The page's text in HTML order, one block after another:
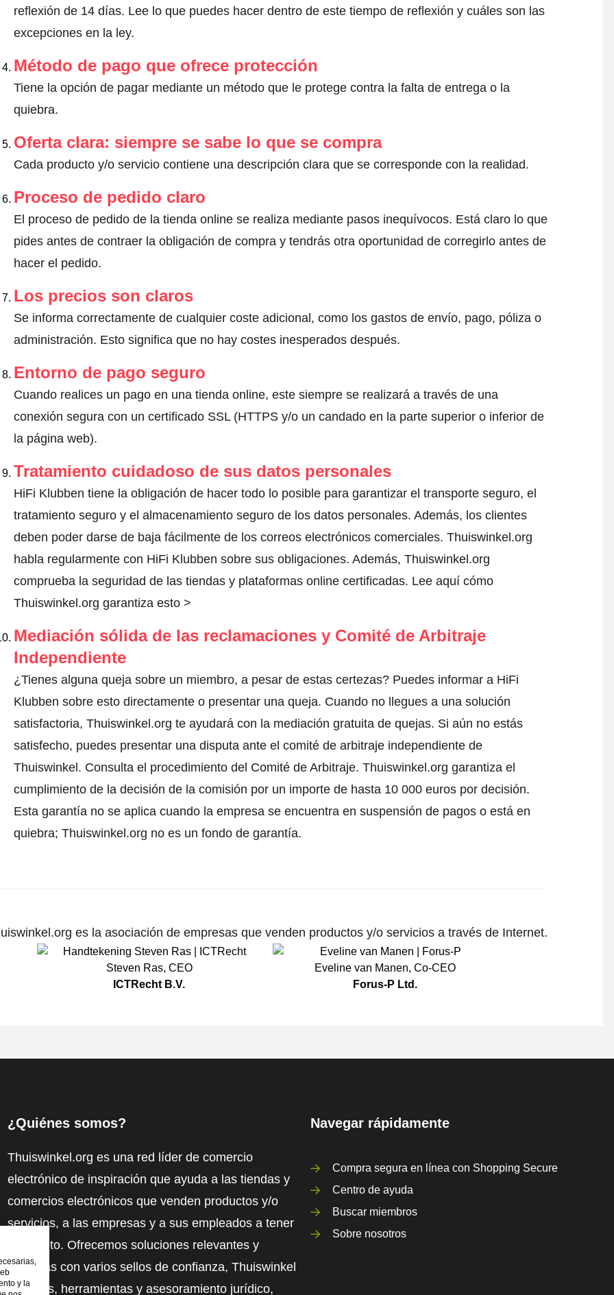
reflexión de 14 días. Lee lo que puedes hacer dentro de este tiempo de reflexión y cuáles son las
excepciones en la ley.
Método de pago que ofrece protección
Tiene la opción de pagar mediante un método que le protege contra la falta de entrega o la
quiebra.
Oferta clara: siempre se sabe lo que se compra
Cada producto y/o servicio contiene una descripción clara que se corresponde con la realidad.
Proceso de pedido claro
El proceso de pedido de la tienda online se realiza mediante pasos inequívocos. Está claro lo que
pides antes de contraer la obligación de compra y tendrás otra oportunidad de corregirlo antes de
hacer el pedido.
Los precios son claros
Se informa correctamente de cualquier coste adicional, como los gastos de envío, pago, póliza o
administración. Esto significa que no hay costes inesperados después.
Entorno de pago seguro
Cuando realices un pago en una tienda online, este siempre se realizará a través de una
conexión segura con un certificado SSL (HTTPS y/o un candado en la parte superior o inferior de
la página web).
Tratamiento cuidadoso de sus datos personales
HiFi Klubben tiene la obligación de hacer todo lo posible para garantizar el transporte seguro, el
tratamiento seguro y el almacenamiento seguro de los datos personales. Además, los clientes
deben poder darse de baja fácilmente de los correos electrónicos comerciales. Thuiswinkel.org
habla regularmente con HiFi Klubben sobre sus obligaciones. Además, Thuiswinkel.org
comprueba la seguridad de las tiendas y plataformas online certificadas. Lee aquí cómo
Thuiswinkel.org garantiza esto >
Mediación sólida de las reclamaciones y Comité de Arbitraje
Independiente
¿Tienes alguna queja sobre un miembro, a pesar de estas certezas? Puedes informar a HiFi
Klubben sobre esto directamente o presentar una queja. Cuando no llegues a una solución
satisfactoria, Thuiswinkel.org te ayudará con la mediación gratuita de quejas. Si aún no estás
satisfecho, puedes presentar una disputa ante el comité de arbitraje independiente de
Thuiswinkel. Consulta el procedimiento del Comité de Arbitraje. Thuiswinkel.org garantiza el
cumplimiento de la decisión de la comisión por un importe de hasta 10 000 euros por decisión.
Esta garantía no se aplica cuando la empresa se encuentra en suspensión de pagos o está en
quiebra; Thuiswinkel.org no es un fondo de garantía.
es la asociación de empresas que venden productos y/o servicios a través de Internet.
Steven Ras, CEO
ICTRecht B.V.
Eveline van Manen, Co-CEO
Forus-P Ltd.
¿Quiénes somos?
Thuiswinkel.org es una red líder de comercio
electrónico de inspiración que ayuda a las tiendas y
comercios electrónicos que venden productos y/o
servicios, a las empresas y a sus empleados a tener
más éxito. Ofrecemos soluciones relevantes y
prácticas con varios sellos de confianza, Thuiswinkel
Reviews, herramientas y asesoramiento jurídico,
Navegar rápidamente
Compra segura en línea con Shopping Secure
Centro de ayuda
Buscar miembros
Sobre nosotros
y la